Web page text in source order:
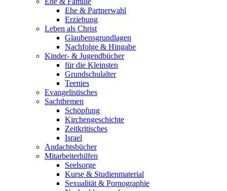
Ehe & Partnerwahl
Erziehung
Leben als Christ
Glaubensgrundlagen
Nachfolge & Hingabe
Kinder- & Jugendbücher
für die Kleinsten
Grundschulalter
Teenies
Evangelistisches
Sachthemen
Schöpfung
Kirchengeschichte
Zeitkritisches
Israel
Andachtsbücher
Mitarbeiterhilfen
Seelsorge
Kurse & Studienmaterial
Sexualität & Pornographie